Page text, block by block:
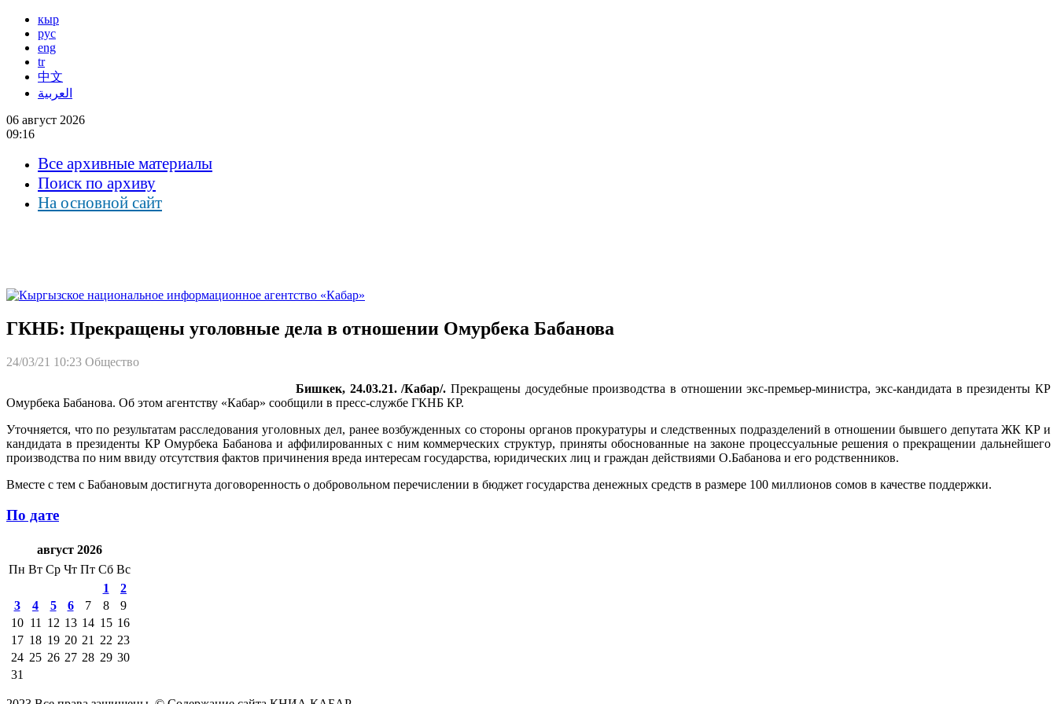
кыр
рус
eng
tr
中文
العربية
06 август 2026
09:16
Все архивные материалы
Поиск по архиву
На основной сайт
ГКНБ: Прекращены уголовные дела в отношении Омурбека Бабанова
24/03/21 10:23 Общество
Бишкек, 24.03.21. /Кабар/. Прекращены досудебные производства в отношении экс-премьер-министра, экс-кандидата в президенты КР
Омурбека Бабанова. Об этом агентству «Кабар» сообщили в пресс-службе ГКНБ КР.
Уточняется, что по результатам расследования уголовных дел, ранее возбужденных со стороны органов прокуратуры и следственных подразделений в отношении бывшего депутата ЖК КР и
кандидата в президенты КР Омурбека Бабанова и аффилированных с ним коммерческих структур, приняты обоснованные на законе процессуальные решения о прекращении дальнейшего
производства по ним ввиду отсутствия фактов причинения вреда интересам государства, юридических лиц и граждан действиями О.Бабанова и его родственников.
Вместе с тем с Бабановым достигнута договоренность о добровольном перечислении в бюджет государства денежных средств в размере 100 миллионов сомов в качестве поддержки.
По дате
август 2026
Пн Вт Ср Чт Пт Сб Вс
1
2
3
4 5 6 7 8
9
10 11 12 13 14 15 16
17 18 19 20 21 22 23
24 25 26 27 28 29 30
31